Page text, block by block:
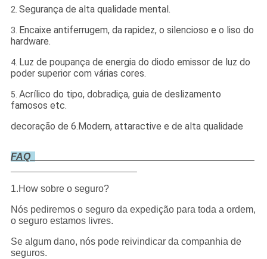
2. Segurança de alta qualidade mental.
3. Encaixe antiferrugem, da rapidez, o silencioso e o liso do
hardware.
4. Luz de poupança de energia do diodo emissor de luz do
poder superior com várias cores.
5. Acrílico do tipo, dobradiça, guia de deslizamento
famosos etc.
decoração de 6.Modern, attaractive e de alta qualidade
FAQ
1.How sobre o seguro?
Nós pediremos o seguro da expedição para toda a ordem,
o seguro estamos livres.
Se algum dano, nós pode reivindicar da companhia de
seguros.